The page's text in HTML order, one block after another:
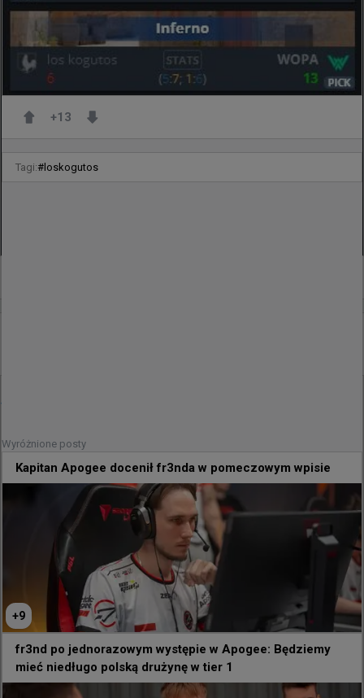
Na wykresie: Każdy gracz z top 1000, naniesiony na
podstawie punktów Elo i liczby meczów w 8. sezonie.
Czerwona kropka to donk: najwyższe Elo na FACEIT o
blisko 800 punktów, zdobyte w "zaledwie" 161
meczach, co jest ułamkiem rozegranych spotkań
innych graczy z czołowego tysiąca.
+13
Tagi:# loskogutos
Wyróżnione posty
Kapitan Apogee docenił fr3nda w pomeczowym wpisie
+9
fr3nd po jednorazowym występie w Apogee: Będziemy
mieć niedługo polską drużynę w tier 1